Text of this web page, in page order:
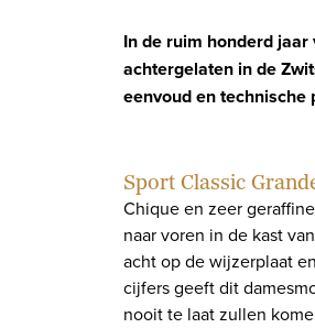
In de ruim honderd
achtergelaten in de
eenvoud en
Sport Classic
Chique en zeer
naar voren in de kast
acht op de wijzerplaat
cijfers geeft dit
nooit te laat zullen